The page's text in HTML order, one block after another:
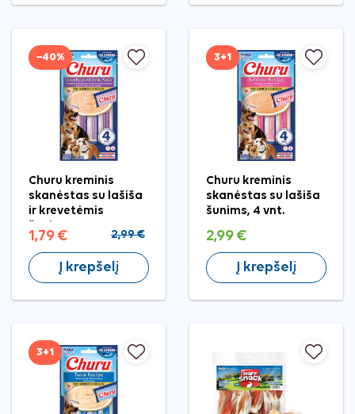
−40%
Churu kreminis
skanėstas su lašiša
ir krevetėmis
1,79 € 2,99 €
Į krepšelį
3+1
Churu kreminis
skanėstas su lašiša
šunims, 4 vnt.
2,99 €
Į krepšelį
3+1